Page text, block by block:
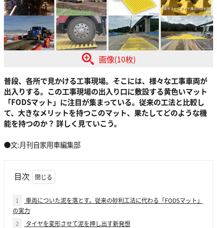
画像(10枚)
普段、各所で見かける工事現場。そこには、様々な工事車両が
出入りする。この工事現場の出入り口に敷設する黄色いマット
「FODSマット」に注目が集まっている。従来の工法と比較し
て、大きなメリットを持つこのマット、果たしてどのような機
能を持つのか？ 詳しく見ていこう。
●文:月刊自家用車編集部
目次
1
車両についた泥を落とす。従来の砂利工法に代わる「FODSマット」
の実力
2
タイヤを変形させて泥を押し出す新発想